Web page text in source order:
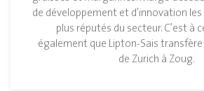
de développement et d’innovation
plus réputés du secteur. C’est à
également que Lipton-Sais
de Zurich à Zoug.